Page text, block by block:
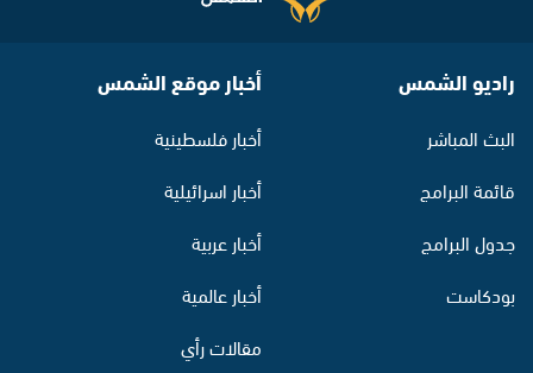
راديو الشمس
البث المباشر
قائمة البرامج
جدول البرامج
بودكاست
أخبار موقع الشمس
أخبار فلسطينية
أخبار اسرائيلية
أخبار عربية
أخبار عالمية
مقالات رأي